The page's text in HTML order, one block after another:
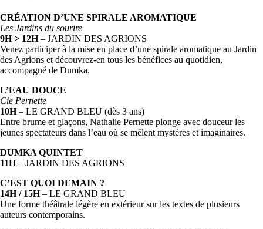
CRÉATION D’UNE SPIRALE AROMATIQUE
Les Jardins du sourire
9H > 12H– JARDIN DES AGRIONS
Venez participer à la mise en place d’une spirale aromatique au Jardin
des Agrions et découvrez-en tous les bénéfices au quotidien,
accompagné de Dumka.
L’EAU DOUCE
Cie Pernette
10H– LE GRAND BLEU (dès 3 ans)
Entre brume et glaçons, Nathalie Pernette plonge avec douceur les
jeunes spectateurs dans l’eau où se mêlent mystères et imaginaires.
DUMKA QUINTET
11H– JARDIN DES AGRIONS
C’EST QUOI DEMAIN ?
14H / 15H– LE GRAND BLEU
Une forme théâtrale légère en extérieur sur les textes de plusieurs
auteurs contemporains.